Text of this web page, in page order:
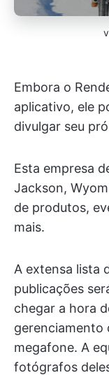
Embora o
aplicativo, ele
divulgar seu
Esta empresa
Jackson,
de produtos,
mais.
A extensa lista
publicações
chegar a hora
gerenciamento
megafone. A
fotógrafos